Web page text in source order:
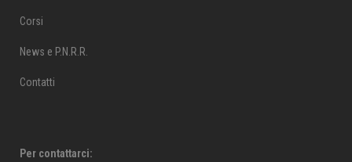
Corsi
News e P.N.R.R.
Contatti
Per contattarci: